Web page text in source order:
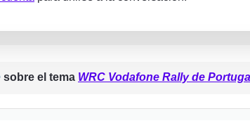
sobre el tema WRC Vodafone Rally de